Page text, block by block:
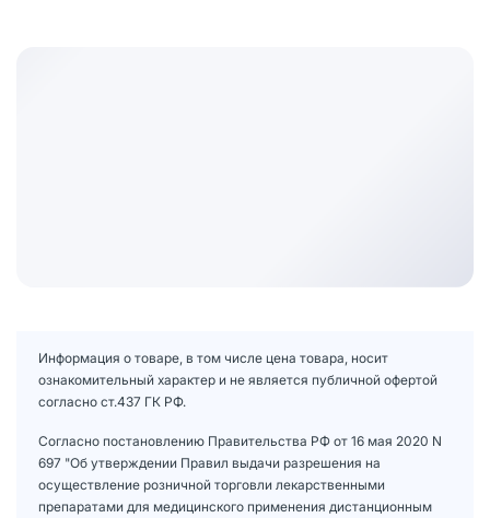
Информация о товаре, в том числе цена товара, носит
ознакомительный характер и не является публичной офертой
согласно ст.437 ГК РФ.
Согласно постановлению Правительства РФ от 16 мая 2020 N
697 "Об утверждении Правил выдачи разрешения на
осуществление розничной торговли лекарственными
препаратами для медицинского применения дистанционным